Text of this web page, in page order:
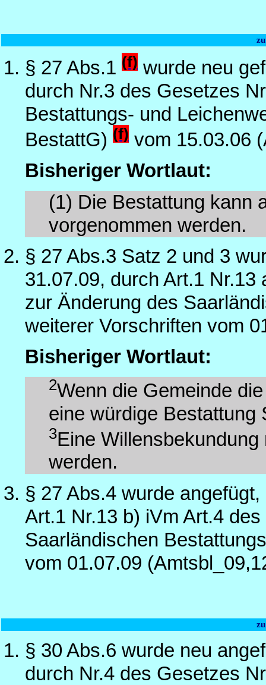
§ 27 Abs.1 (f) wurde neu
durch Nr.3 des Gesetzes
Bestattungs- und
BestattG) (f) vom 15.03.06
Bisheriger Wortlaut:
(1) Die Bestattung kann
vorgenommen werden.
§ 27 Abs.3 Satz 2 und 3
31.07.09, durch Art.1
zur Änderung des
weiterer Vorschriften vom
Bisheriger Wortlaut:
2Wenn die Gemeinde
eine würdige Bestattung
3Eine
werden.
§ 27 Abs.4 wurde
Art.1 Nr.13 b) iVm Art.4
Saarländischen
vom 01.07.09
§ 30 Abs.6 wurde neu
durch Nr.4 des Gesetzes